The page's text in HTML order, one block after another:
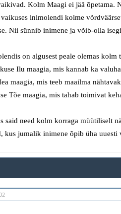
. Kolm Maagi ei jää õpetama.
inimolendi kolme
. Nii sünnib inimene ja võib-olla
on algusest peale olemas kolm
kuse Ilu maagia, mis kannab ka valu
maagia, mis teeb maailma
Tõe maagia, mis tahab toimivat
said need kolm korraga müütiliselt
, kus jumalik inimene õpib üha uuesti